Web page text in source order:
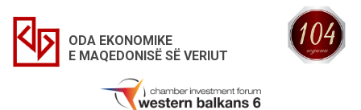
ODA EKONOMIKE
E MAQEDONISË SË VERIUT